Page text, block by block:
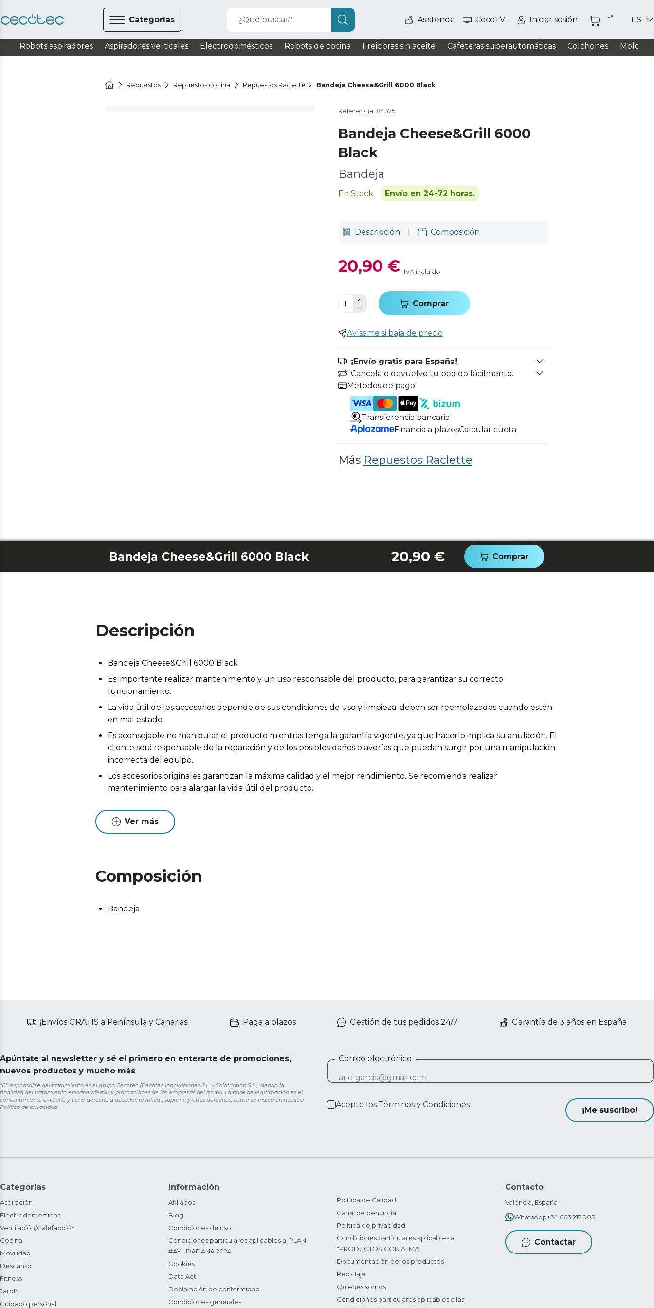
Categorías ¿Qué buscas? Asistencia CecoTV Iniciar sesión ES
Robots aspiradores Aspiradores verticales Electrodomésticos Robots de cocina Freidoras sin aceite Cafeteras superautomáticas Colchones
Repuestos Repuestos cocina Repuestos Raclette Bandeja Cheese&Grill 6000 Black
Referencia: 84375
Bandeja Cheese&Grill 6000
Black
Bandeja
En Stock Envío en 24-72 horas.
Descripción Composición
20,90 € IVA incluido
Comprar
Avísame si baja de precio
¡Envío gratis para España!
Cancela o devuelve tu pedido fácilmente.
Métodos de pago.
Transferencia bancaria
Financia a plazosCalcular cuota
Más Repuestos Raclette
Bandeja Cheese&Grill 6000 Black 20,90 € Comprar
Descripción
Bandeja Cheese&Grill 6000 Black
Es importante realizar mantenimiento y un uso responsable del producto, para garantizar su correcto
funcionamiento.
La vida útil de los accesorios depende de sus condiciones de uso y limpieza; deben ser reemplazados cuando estén
en mal estado.
Es aconsejable no manipular el producto mientras tenga la garantía vigente, ya que hacerlo implica su anulación. El
cliente será responsable de la reparación y de los posibles daños o averías que puedan surgir por una manipulación
incorrecta del equipo.
Los accesorios originales garantizan la máxima calidad y el mejor rendimiento. Se recomienda realizar
mantenimiento para alargar la vida útil del producto.
Ver más
Composición
Bandeja
¡Envíos GRATIS a Península y Canarias! Paga a plazos Gestión de tus pedidos 24/7 Garantía de 3 años en España
Apúntate al newsletter y sé el primero en enterarte de promociones,
nuevos productos y mucho más
*El responsable del tratamiento es el grupo Cecotec (Cecotec Innovaciones S.L. y Solotriatlon S.L.), siendo la
finalidad del tratamiento enviarle ofertas y promociones de las empresas del grupo. La base de legitimación es el
consentimiento explícito y tiene derecho a acceder, rectificar, suprimir y otros derechos, como se indica en nuestra
Política de privacidad
Correo electrónico
Acepto los Términos y Condiciones
¡Me suscribo!
Categorías
Aspiración
Electrodomésticos
Ventilación/Calefacción
Cocina
Movilidad
Descanso
Fitness
Jardín
Cuidado personal
Información
Afiliados
Blog
Condiciones de uso
Condiciones particulares aplicables al PLAN
#AYUDADANA 2024
Cookies
Data Act
Declaración de conformidad
Condiciones generales
Política de Calidad
Canal de denuncia
Política de privacidad
Condiciones particulares aplicables a
"PRODUCTOS CON ALMA"
Documentación de los productos
Reciclaje
Quienes somos
Condiciones particulares aplicables a las
Contacto
Valencia, España
WhatsApp+34 663 217 905
Contactar